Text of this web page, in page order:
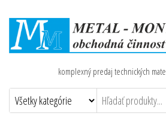
komplexný predaj technických